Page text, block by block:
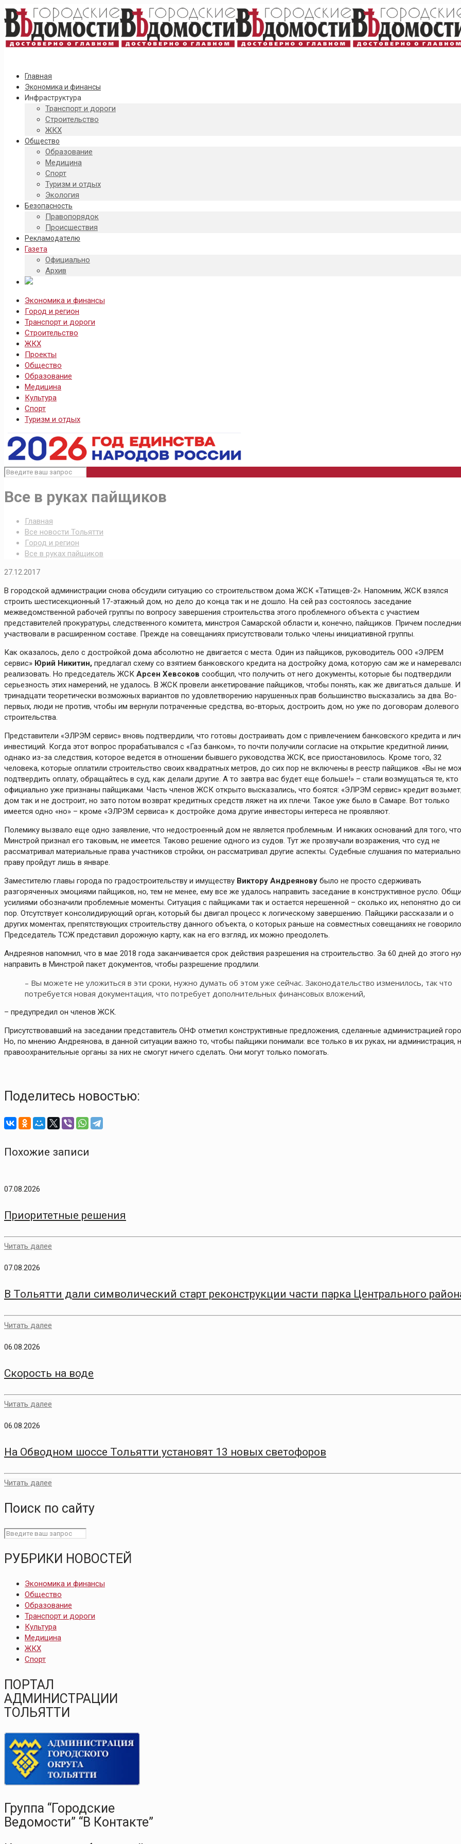
Главная
Экономика и финансы
Инфраструктура
Транспорт и дороги
Строительство
ЖКХ
Общество
Образование
Медицина
Спорт
Туризм и отдых
Экология
Безопасность
Правопорядок
Происшествия
Рекламодателю
Газета
Официально
Архив
Экономика и финансы
Город и регион
Транспорт и дороги
Строительство
ЖКХ
Проекты
Общество
Образование
Медицина
Культура
Спорт
Туризм и отдых
Все в руках пайщиков
Главная
Все новости Тольятти
Город и регион
Все в руках пайщиков
27.12.2017
В городской администрации снова обсудили ситуацию со строительством дома ЖСК «Татищев-2». Напомним, ЖСК взялся
строить шестисекционный 17-этажный дом, но дело до конца так и не дошло. На сей раз состоялось заседание
межведомственной рабочей группы по вопросу завершения строительства этого проблемного объекта с участием
представителей прокуратуры, следственного комитета, минстроя Самарской области и, конечно, пайщиков. Причем
участвовали в расширенном составе. Прежде на совещаниях присутствовали только члены инициативной группы.
Как оказалось, дело с достройкой дома абсолютно не двигается с места. Один из пайщиков, руководитель ООО «ЭЛРЕМ
сервис» Юрий Никитин, предлагал схему со взятием банковского кредита на достройку дома, которую сам же и
реализовать. Но председатель ЖСК Арсен Хевсоков сообщил, что получить от него документы, которые бы подтвердили
серьезность этих намерений, не удалось. В ЖСК провели анкетирование пайщиков, чтобы понять, как же двигаться дальше.
тринадцати теоретически возможных вариантов по удовлетворению нарушенных прав большинство высказались за два. Во-
первых, люди не против, чтобы им вернули потраченные средства, во-вторых, достроить дом, но уже по договорам долевого
строительства.
Представители «ЭЛРЭМ сервис» вновь подтвердили, что готовы достраивать дом с привлечением банковского кредита и
инвестиций. Когда этот вопрос прорабатывался с «Газ банком», то почти получили согласие на открытие кредитной линии,
однако из-за следствия, которое ведется в отношении бывшего руководства ЖСК, все приостановилось. Кроме того, 32
человека, которые оплатили строительство своих квадратных метров, до сих пор не включены в реестр пайщиков. «Вы не
подтвердить оплату, обращайтесь в суд, как делали другие. А то завтра вас будет еще больше!» – стали возмущаться те, кто
официально уже признаны пайщиками. Часть членов ЖСК открыто высказались, что боятся: «ЭЛРЭМ сервис» кредит
дом так и не достроит, но зато потом возврат кредитных средств ляжет на их плечи. Такое уже было в Самаре. Вот только
имеется одно «но» – кроме «ЭЛРЭМ сервиса» к достройке дома другие инвесторы интереса не проявляют.
Полемику вызвало еще одно заявление, что недостроенный дом не является проблемным. И никаких оснований для того,
Минстрой признал его таковым, не имеется. Таково решение одного из судов. Тут же прозвучали возражения, что суд не
рассматривал материальные права участников стройки, он рассматривал другие аспекты. Судебные слушания по
праву пройдут лишь в январе.
Заместителю главы города по градостроительству и имуществу Виктору Андреянову было не просто сдерживать
разгоряченных эмоциями пайщиков, но, тем не менее, ему все же удалось направить заседание в конструктивное русло.
усилиями обозначили проблемные моменты. Ситуация с пайщиками так и остается нерешенной – сколько их, непонятно до
пор. Отсутствует консолидирующий орган, который бы двигал процесс к логическому завершению. Пайщики рассказали и о
других моментах, препятствующих строительству данного объекта, о которых раньше на совместных совещаниях не
Председатель ТСЖ представил дорожную карту, как на его взгляд, их можно преодолеть.
Андреянов напомнил, что в мае 2018 года заканчивается срок действия разрешения на строительство. За 60 дней до этого
направить в Минстрой пакет документов, чтобы разрешение продлили.
– Вы можете не уложиться в эти сроки, нужно думать об этом уже сейчас. Законодательство изменилось, так что
потребуется новая документация, что потребует дополнительных финансовых вложений,
– предупредил он членов ЖСК.
Присутствовавший на заседании представитель ОНФ отметил конструктивные предложения, сделанные администрацией
Но, по мнению Андреянова, в данной ситуации важно то, чтобы пайщики понимали: все только в их руках, ни администрация,
правоохранительные органы за них не смогут ничего сделать. Они могут только помогать.
Поделитесь новостью:
Похожие записи
07.08.2026
Приоритетные решения
Читать далее
07.08.2026
В Тольятти дали символический старт реконструкции части парка Центрального
Читать далее
06.08.2026
Скорость на воде
Читать далее
06.08.2026
На Обводном шоссе Тольятти установят 13 новых светофоров
Читать далее
Поиск по сайту
РУБРИКИ НОВОСТЕЙ
Экономика и финансы
Общество
Образование
Транспорт и дороги
Культура
Медицина
ЖКХ
Спорт
ПОРТАЛ
АДМИНИСТРАЦИИ
ТОЛЬЯТТИ
Группа “Городские
Ведомости” “В Контакте”